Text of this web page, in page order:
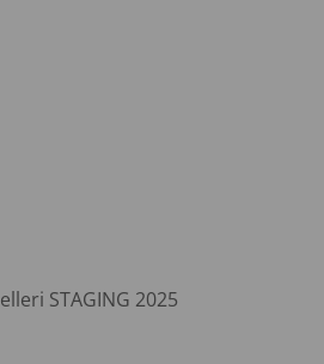
STAGING 2025